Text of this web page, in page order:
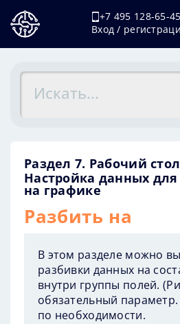
+7 495 128-65-45
Вход /
Раздел 7. Рабочий стол
Настройка данных
на графике
Разбить на
В этом разделе можно
разбивки данных на
внутри группы полей. (
обязательный параметр.
по необходимости.